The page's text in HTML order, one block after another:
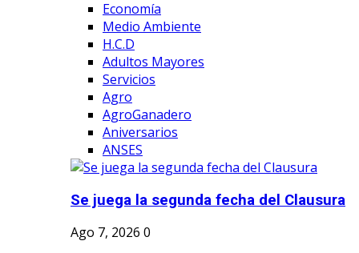
Economía
Medio Ambiente
H.C.D
Adultos Mayores
Servicios
Agro
AgroGanadero
Aniversarios
ANSES
Se juega la segunda fecha del Clausura
Ago 7, 2026 0